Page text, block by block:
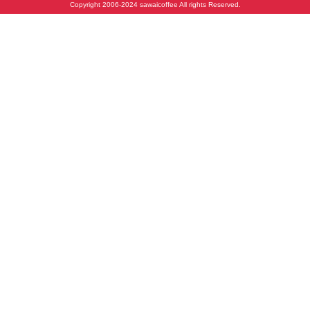
Copyright 2006-2024 sawaicoffee All rights Reserved.